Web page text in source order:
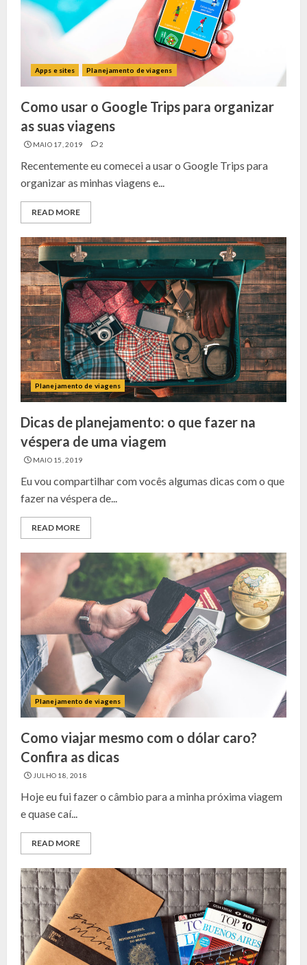
Apps e sites Planejamento de viagens
Como usar o Google Trips para organizar
as suas viagens
MAIO 17, 2019 2
Recentemente eu comecei a usar o Google Trips para
organizar as minhas viagens e...
READ MORE
Planejamento de viagens
Dicas de planejamento: o que fazer na
véspera de uma viagem
MAIO 15, 2019
Eu vou compartilhar com vocês algumas dicas com o que
fazer na véspera de...
READ MORE
Planejamento de viagens
Como viajar mesmo com o dólar caro?
Confira as dicas
JULHO 18, 2018
Hoje eu fui fazer o câmbio para a minha próxima viagem
e quase caí...
READ MORE